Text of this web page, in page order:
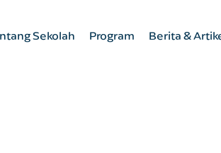
Sekolah Program Berita &